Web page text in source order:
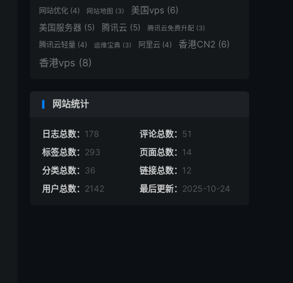
网站优化 (4) 网站地图 (3) 美国vps (6)
美国服务器 (5) 腾讯云 (5) 腾讯云免费升配 (3)
腾讯云轻量 (4) 运维宝典 (3) 阿里云 (4) 香港CN2 (6)
香港vps (8)
网站统计
日志总数： 178 评论总数： 51
标签总数： 293 页面总数： 14
分类总数： 36 链接总数： 12
用户总数： 2142 最后更新： 2025-10-24